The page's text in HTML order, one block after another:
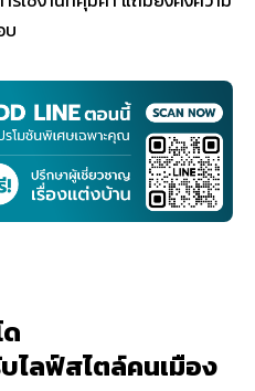
บ
ไลฟ์สไตล์คนเมือง